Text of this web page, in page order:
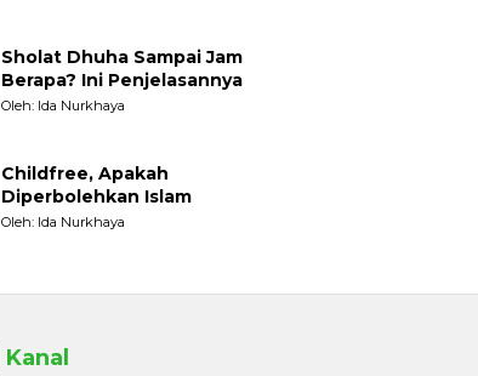
Sholat Dhuha Sampai Jam
Berapa? Ini Penjelasannya
Oleh: Ida Nurkhaya
Childfree, Apakah
Diperbolehkan Islam
Oleh: Ida Nurkhaya
Kanal